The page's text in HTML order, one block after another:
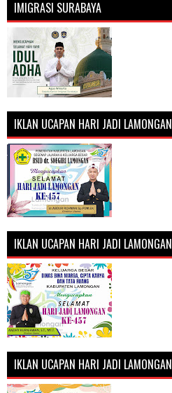
IMIGRASI SURABAYA
IKLAN UCAPAN HARI JADI LAMONGAN
IKLAN UCAPAN HARI JADI LAMONGAN
IKLAN UCAPAN HARI JADI LAMONGAN